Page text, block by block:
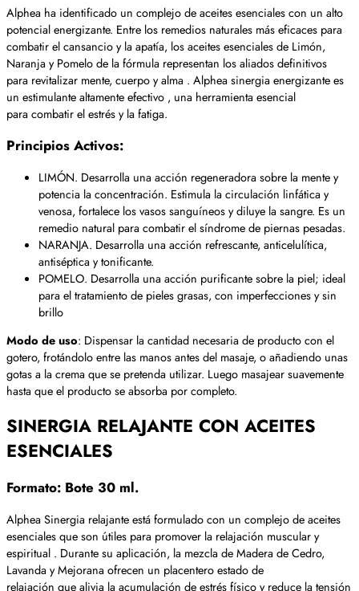
Alphea ha identificado un complejo de aceites esenciales con un alto
potencial energizante. Entre los remedios naturales más eficaces para
combatir el cansancio y la apatía, los aceites esenciales de Limón,
Naranja y Pomelo de la fórmula representan los aliados definitivos
para revitalizar mente, cuerpo y alma . Alphea sinergia energizante es
un estimulante altamente efectivo , una herramienta esencial
para combatir el estrés y la fatiga.
Principios Activos:
LIMÓN. Desarrolla una acción regeneradora sobre la mente y
potencia la concentración. Estimula la circulación linfática y
venosa, fortalece los vasos sanguíneos y diluye la sangre. Es un
remedio natural para combatir el síndrome de piernas pesadas.
NARANJA. Desarrolla una acción refrescante, anticelulítica,
antiséptica y tonificante.
POMELO. Desarrolla una acción purificante sobre la piel; ideal
para el tratamiento de pieles grasas, con imperfecciones y sin
brillo
Modo de uso: Dispensar la cantidad necesaria de producto con el
gotero, frotándolo entre las manos antes del masaje, o añadiendo unas
gotas a la crema que se pretenda utilizar. Luego masajear suavemente
hasta que el producto se absorba por completo.
SINERGIA RELAJANTE CON ACEITES
ESENCIALES
Formato: Bote 30 ml.
Alphea Sinergia relajante está formulado con un complejo de aceites
esenciales que son útiles para promover la relajación muscular y
espiritual . Durante su aplicación, la mezcla de Madera de Cedro,
Lavanda y Mejorana ofrecen un placentero estado de
relajación que alivia la acumulación de estrés físico y reduce la tensión